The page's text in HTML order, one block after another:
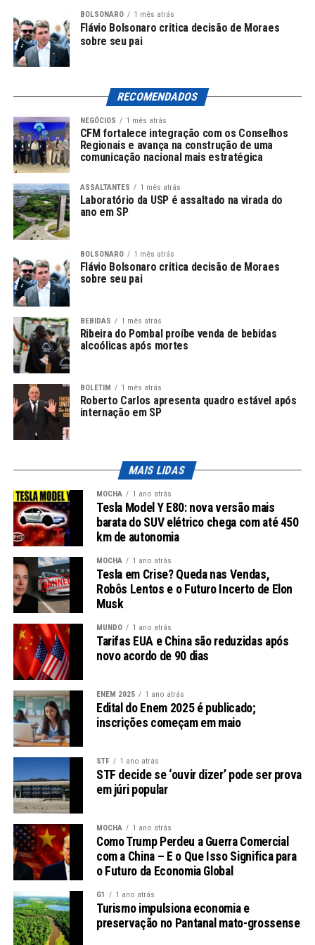
comparação a 2019. Essa queda foi impulsionada por
uma integração mais eficaz dos sistemas de saúde
regionais, investimentos em soluções digitais e um foco
centrado no paciente. Os dados também mostram uma
emergenciais.
Singapura: Teleconsultas em Alta
Em Singapura, um inovador programa de cuidados
domiciliares não apenas diminuiu o número de dias de
internações hospitalares, mas também promoveu um
aumento de 40% nas teleconsultas em 2022. Essa
estratégia é um exemplo claro de como o cuidado pode
ser adaptado para melhorar a experiência do paciente e
os resultados de saúde.
Leia Também:
"precisos" a instalações nucleares
do Irã
Holanda: Economia e Acesso Ampliado
A experiência da Holanda com a descentralização
também se destaca. Entre 2018 e 2023, um programa
semelhante gerou uma economia anual de cerca de € 2
milhões (aproximadamente R$ 12,8 milhões). Além
de saúde em áreas remotas, demonstrando que
iniciativas descentralizadas podem beneficiar até mesmo
populações mais vulneráveis.
Bélgica: Avanços e Desafios
Por outro lado, a Bélgica enfrenta desafios na
implementação de cuidados descentralizados, conforme
apontado pelo relatório. Um projeto-piloto focado em
pacientes com insuficiência cardíaca conseguiu reduzir
readmissões em 15% e diminuiu o tempo de
deslocamento em regiões rurais. No entanto, a
implementação foi dificultada por complexidades
regulatórias e barreiras financeiras.
O Cenário da Descentralização da
Saúde no Brasil
O Brasil também tem buscado implementar uma
abordagem descentralizada. A criação do Sistema Único
de Saúde (SUS) foi um passo importante nesse sentido,
permitindo a redistribuição de poder e responsabilidade
entre estados e municípios.
Desafios e Oportunidades
José Gomes Temporão, pesquisador da Fiocruz, aponta
que a verdadeira descentralização demanda a
organização de redes integradas, aumento da
BOLSONARO 1 mês atrás
Flávio Bolsonaro critica decisão de Moraes
sobre seu pai
RECOMENDADOS
NEGÓCIOS 1 mês atrás
CFM fortalece integração com os Conselhos
Regionais e avança na construção de uma
comunicação nacional mais estratégica
ASSALTANTES 1 mês atrás
Laboratório da USP é assaltado na virada do
ano em SP
BOLSONARO 1 mês atrás
Flávio Bolsonaro critica decisão de Moraes
sobre seu pai
BEBIDAS 1 mês atrás
Ribeira do Pombal proíbe venda de bebidas
alcoólicas após mortes
BOLETIM 1 mês atrás
Roberto Carlos apresenta quadro estável após
internação em SP
MAIS LIDAS
MOCHA 1 ano atrás
Tesla Model Y E80: nova versão mais
barata do SUV elétrico chega com até 450
km de autonomia
MOCHA 1 ano atrás
Tesla em Crise? Queda nas Vendas,
Robôs Lentos e o Futuro Incerto de Elon
Musk
MUNDO 1 ano atrás
Tarifas EUA e China são reduzidas após
novo acordo de 90 dias
ENEM 2025 1 ano atrás
Edital do Enem 2025 é publicado;
inscrições começam em maio
STF 1 ano atrás
STF decide se ‘ouvir dizer’ pode ser prova
em júri popular
MOCHA 1 ano atrás
Como Trump Perdeu a Guerra Comercial
com a China – E o Que Isso Significa para
o Futuro da Economia Global
G1 1 ano atrás
Turismo impulsiona economia e
preservação no Pantanal mato-grossense